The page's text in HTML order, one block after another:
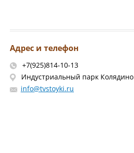
Адрес и телефон
+7(925)814-10-13
Индустриальный парк Колядино
info@tvstoyki.ru